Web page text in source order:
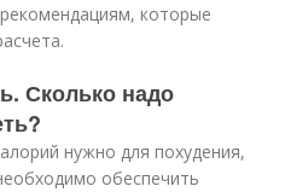
которые
Сколько надо
нужно для похудения,
обеспечить